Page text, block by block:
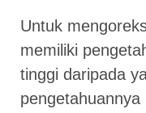
Untuk
memiliki
tinggi daripada